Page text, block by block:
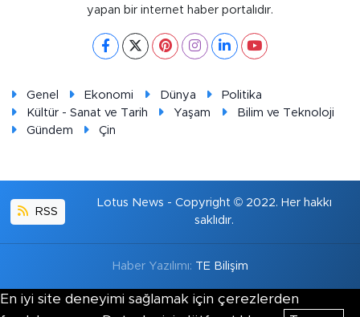
yapan bir internet haber portalıdır.
Genel Ekonomi Dünya
Politika
Kültür - Sanat ve Tarih
Yaşam
Bilim ve Teknoloji
Gündem
Çin
RSS
Lotus News - Copyright © 2022. Her hakkı
saklıdır.
Haber Yazılımı: TE Bilişim
En iyi site deneyimi sağlamak için çerezlerden